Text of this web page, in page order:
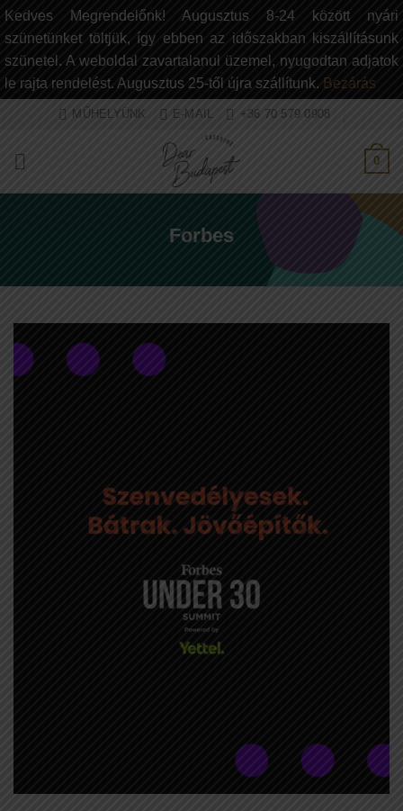
Kedves Megrendelőnk! Augusztus 8-24 között nyári
szünetünket töltjük, így ebben az időszakban kiszállításunk
szünetel. A weboldal zavartalanul üzemel, nyugodtan adjatok
le rajta rendelést. Augusztus 25-től újra szállítunk. Bezárás
tartalomra
MŰHELYÜNK E-MAIL +36 70 579 0908
0
Forbes